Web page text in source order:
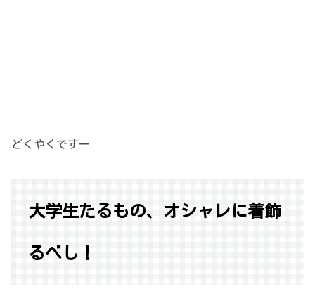
どくやくですー
大学生たるもの、オシャレに着飾
るべし！